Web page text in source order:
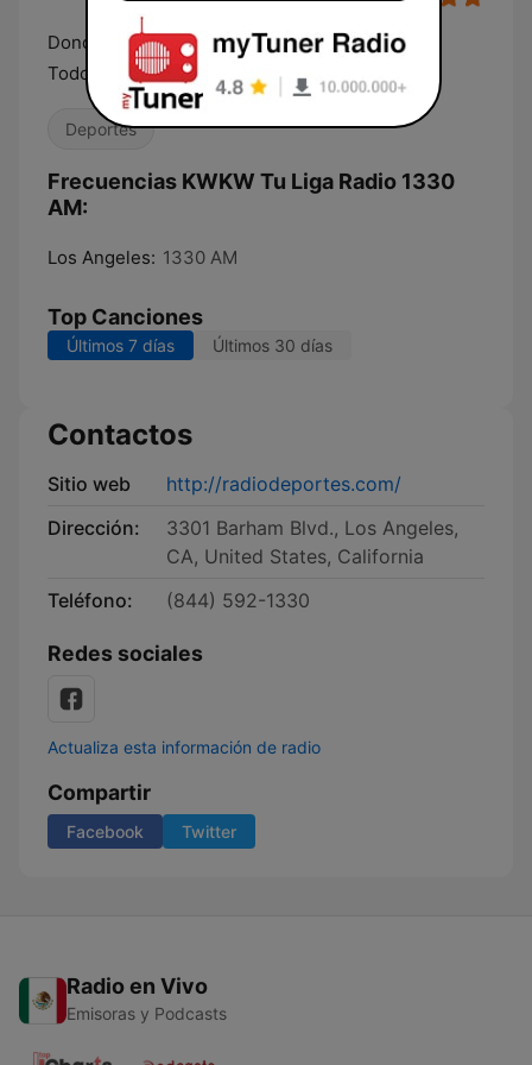
Donde Puedes Escuchar Radio de Deportes de
Todo El Mundo
Deportes
Frecuencias KWKW Tu Liga Radio 1330
AM:
Los Angeles: 1330 AM
Top Canciones
Últimos 7 días Últimos 30 días
Contactos
Sitio web
http://radiodeportes.com/
Dirección:
3301 Barham Blvd., Los Angeles,
CA, United States, California
Teléfono:
(844) 592-1330
Redes sociales
Actualiza esta información de radio
Compartir
Facebook Twitter
Radio en Vivo
Emisoras y Podcasts